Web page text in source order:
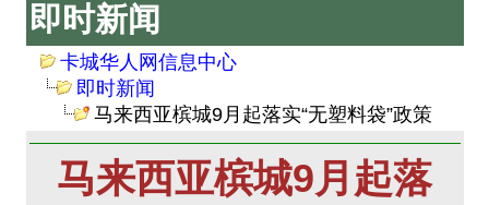
即时新闻
卡城华人网信息中心
即时新闻
马来西亚槟城9月起落实“无塑料袋”政策
马来西亚槟城9月起落